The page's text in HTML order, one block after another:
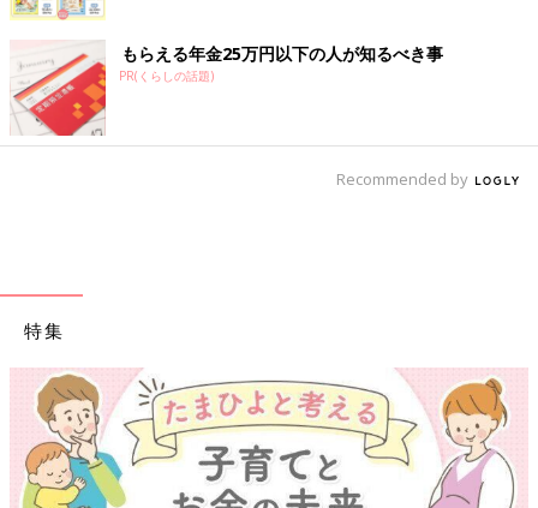
もらえる年金25万円以下の人が知るべき事
PR(くらしの話題)
Recommended by
特集